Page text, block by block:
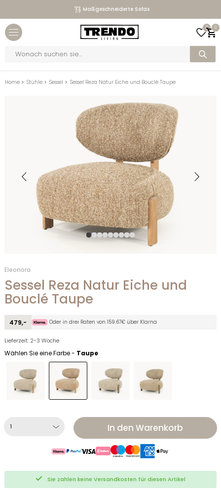
Maßgeschneiderte Sofas
0 0
search
Home > Stühle > Sessel > Sessel Reza Natur Eiche und Bouclé Taupe
Eleonora
Sessel Reza Natur Eiche und
Bouclé Taupe
479,- Oder in drei Raten von 159.67€ über Klarna
Lieferzeit: 2-3 Woche
Wählen Sie eine Farbe - Taupe
In den Warenkorb
Sie zahlen keine Versandkosten für diesen Artikel